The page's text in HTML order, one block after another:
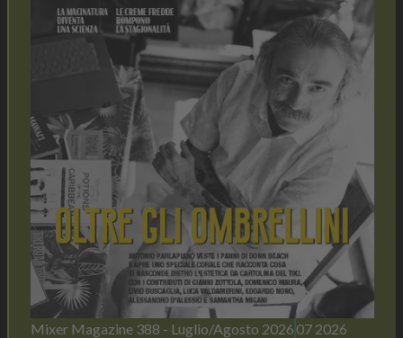
Mixer Magazine 388 - Luglio/Agosto 2026 07 2026